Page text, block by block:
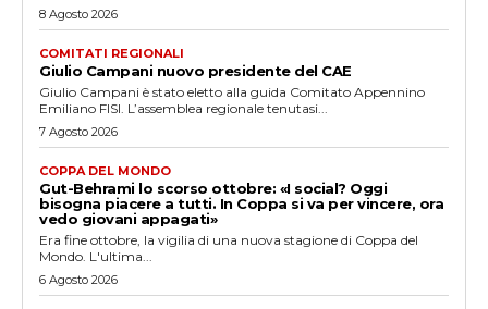
8 Agosto 2026
COMITATI REGIONALI
Giulio Campani nuovo presidente del CAE
Giulio Campani è stato eletto alla guida Comitato Appennino
Emiliano FISI. L’assemblea regionale tenutasi...
7 Agosto 2026
COPPA DEL MONDO
Gut-Behrami lo scorso ottobre: «I social? Oggi
bisogna piacere a tutti. In Coppa si va per vincere, ora
vedo giovani appagati»
Era fine ottobre, la vigilia di una nuova stagione di Coppa del
Mondo. L'ultima...
6 Agosto 2026